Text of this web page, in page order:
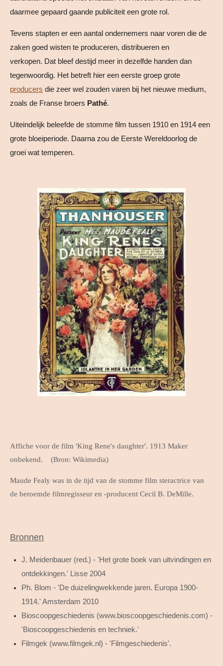
daarmee gepaard gaande publiciteit een grote rol.
Tevens stapten er een aantal ondernemers naar voren die de
zaken goed wisten te produceren, distribueren en
verkopen. Dat bleef destijd meer in dezelfde handen dan
tegenwoordig. Het betreft hier een eerste groep grote
producers die zeer wel zouden varen bij het nieuwe medium,
zoals de Franse broers Pathé.
Uiteindelijk beleefde de stomme film tussen 1910 en 1914 een
grote bloeiperiode. Daarna zou de Eerste Wereldoorlog de
groei wat temperen.
Affiche voor de film 'King Rene's daughter'. 1913 Maker
onbekend. (Bron: Wikimedia)
Maude Fealy was in de tijd van de stomme film steractrice van
de beroemde filmregisseur en -producent Cecil B. DeMille.
Bronnen
J. Meidenbauer (red.) - 'Het grote boek van uitvindingen en
ontdekkingen.' Lisse 2004
Ph. Blom - 'De duizelingwekkende jaren. Europa 1900-
1914.' Amsterdam 2010
Bioscoopgeschiedenis (www.bioscoopgeschiedenis.com) -
'Bioscoopgeschiedenis en techniek.'
Filmgek (www.filmgek.nl) - 'Filmgeschiedenis'.